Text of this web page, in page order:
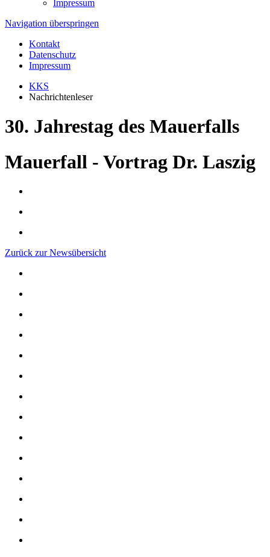
Impressum
Navigation überspringen
Kontakt
Datenschutz
Impressum
KKS
Nachrichtenleser
30. Jahrestag des Mauerfalls
Mauerfall - Vortrag Dr. Laszig
Zurück zur Newsübersicht